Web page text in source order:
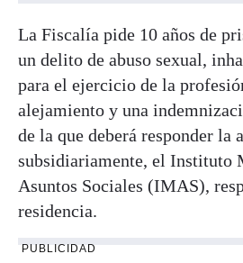
La Fiscalía pide 10 años de
un delito de abuso sexual,
para el ejercicio de la
alejamiento y una
de la que deberá responder la
subsidiariamente, el Instituto
Asuntos Sociales (IMAS),
residencia.
PUBLICIDAD